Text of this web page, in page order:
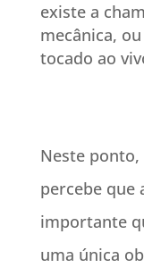
existe a
mecânica,
tocado ao
Neste
percebe que
importante
uma única